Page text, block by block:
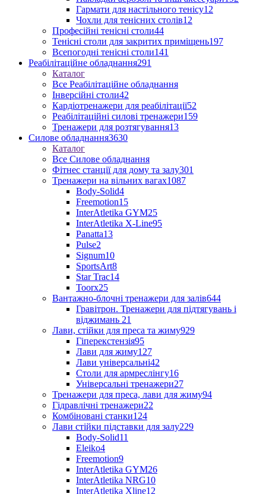
Гармати для настільного тенісу12
Чохли для тенісних столів12
Професійні тенісні столи44
Тенісні столи для закритих приміщень197
Всепогодні тенісні столи141
Реабілітаційне обладнання291
Каталог
Все Реабілітаційне обладнання
Інверсійні столи42
Кардіотренажери для реабілітації52
Реабілітаційні силові тренажери159
Тренажери для розтягування13
Силове обладнання3630
Каталог
Все Силове обладнання
Фітнес станції для дому та залу301
Тренажери на вільних вагах1087
Body-Solid4
Freemotion15
InterAtletika GYM25
InterAtletika X-Line95
Panatta13
Pulse2
Signum10
SportsArt8
Star Trac14
Toorx25
Вантажно-блочні тренажери для залів644
Гравітрон. Тренажери для підтягувань і
віджимань 21
Лави, стійки для преса та жиму929
Гіперекстензія95
Лави для жиму127
Лави універсальні42
Столи для армреслінгу16
Універсальні тренажери27
Тренажери для преса, лави для жиму94
Гідравлічні тренажери22
Комбіновані станки124
Лави стійки підставки для залу229
Body-Solid11
Eleiko4
Freemotion9
InterAtletika GYM26
InterAtletika NRG10
InterAtletika Xline12